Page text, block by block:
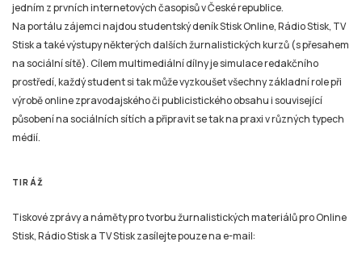
jedním z prvních internetových časopisů v České republice.
Na portálu zájemci najdou studentský deník Stisk Online, Rádio Stisk, TV
Stisk a také výstupy některých dalších žurnalistických kurzů (s přesahem
na sociální sítě). Cílem multimediální dílny je simulace redakčního
prostředí, každý student si tak může vyzkoušet všechny základní role při
výrobě online zpravodajského či publicistického obsahu i související
působení na sociálních sítích a připravit se tak na praxi v různých typech
médií.
TIRÁŽ
Tiskové zprávy a náměty pro tvorbu žurnalistických materiálů pro Online
Stisk, Rádio Stisk a TV Stisk zasílejte pouze na e-mail: